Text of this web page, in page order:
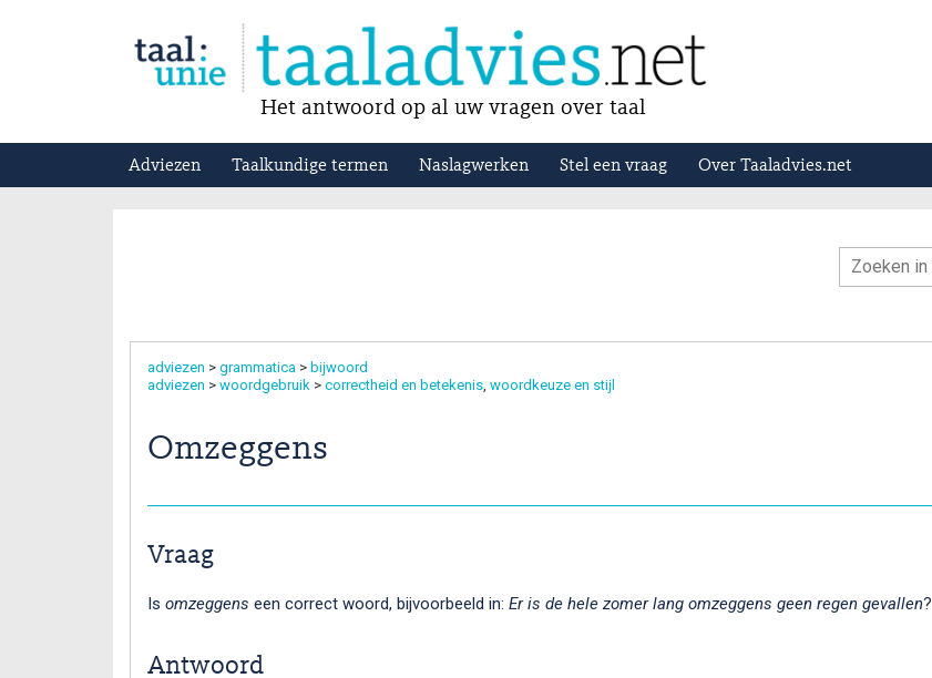
Het antwoord op al uw vragen over taal
Adviezen Taalkundige termen Naslagwerken Stel een vraag Over Taaladvies.net
adviezen > grammatica > bijwoord
adviezen > woordgebruik > correctheid en betekenis woordkeuze en stijl
Omzeggens
Vraag
Is omzeggens een correct woord, bijvoorbeeld in: Er is de hele zomer lang omzeggens geen regen gevallen?
Antwoord